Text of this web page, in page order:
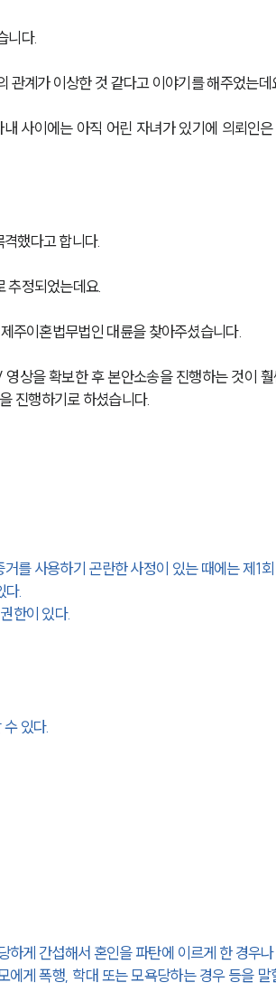
니다.
계가 이상한 것 같다고 이야기를 해주었는데
사이에는 아직 어린 자녀가 있기에 의뢰인은
했다고 합니다.
추정되었는데요.
주이혼법무법인 대륜을 찾아주셨습니다.
상을 확보한 후 본안소송을 진행하는 것이
진행하기로 하셨습니다.
를 사용하기 곤란한 사정이 있는 때에는 제1
다.
한이 있다.
있다.
게 간섭해서 혼인을 파탄에 이르게 한 경우나
에게 폭행, 학대 또는 모욕당하는 경우 등을 말